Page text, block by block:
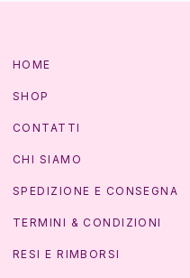
HOME
SHOP
CONTATTI
CHI SIAMO
SPEDIZIONE E CONSEGNA
TERMINI & CONDIZIONI
RESI E RIMBORSI